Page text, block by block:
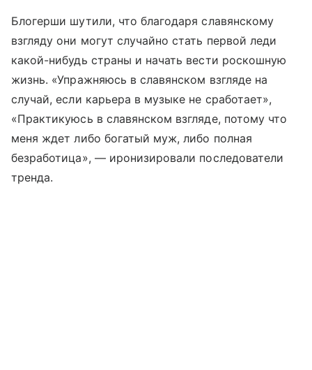
Блогерши шутили, что благодаря славянскому
взгляду они могут случайно стать первой леди
какой-нибудь страны и начать вести роскошную
жизнь. «Упражняюсь в славянском взгляде на
случай, если карьера в музыке не сработает»,
«Практикуюсь в славянском взгляде, потому что
меня ждет либо богатый муж, либо полная
безработица», — иронизировали последователи
тренда.